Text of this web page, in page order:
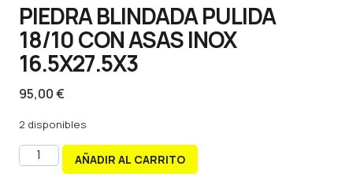
PIEDRA BLINDADA PULIDA
18/10 CON ASAS INOX
16.5X27.5X3
95,00€
2 disponibles
AÑADIR AL CARRITO